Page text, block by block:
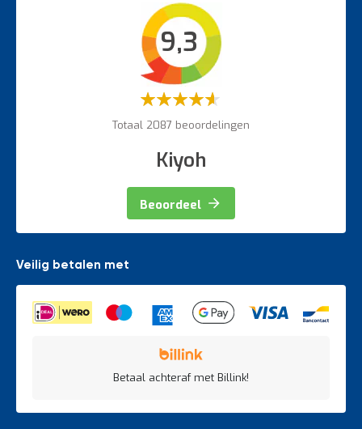
9,3
Waardering:
Totaal 2087 beoordelingen
Kiyoh
Beoordeel
Veilig betalen met
Betaal achteraf met Billink!